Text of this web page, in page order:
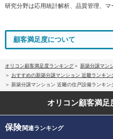
研究分野は応用統計解析、品質管理、マ
顧客満足度について
オリコン顧客満足度ランキング
新築分譲マン
おすすめの新築分譲マンション 近畿ランキン
新築分譲マンション 近畿の住戸設備ランキン
オリコン顧客満足
保険関連ランキング